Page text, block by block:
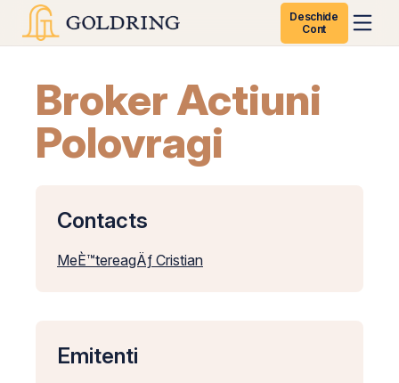
Deschide
Cont
Broker Actiuni
Polovragi
Contacts
MeÈ™tereagÄƒ Cristian
Emitenti